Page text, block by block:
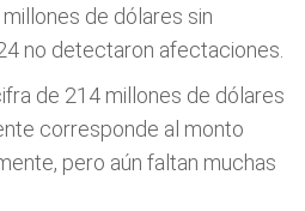
de dólares sin
no detectaron afectaciones.
de 214 millones de dólares
corresponde al monto
pero aún faltan muchas